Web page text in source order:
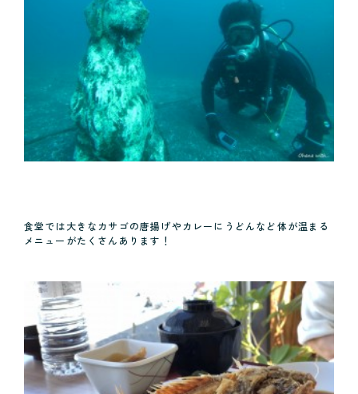
食堂では大きなカサゴの唐揚げやカレーにうどんなど体が温まる
メニューがたくさんあります！